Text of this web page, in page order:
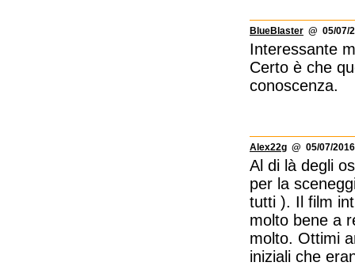
BlueBlaster @ 05/07/
Interessante
Certo è che
conoscenza.
Alex22g @ 05/07/
Al di là degli
per la
tutti ). Il film
molto bene a
molto. Ottimi
iniziali che